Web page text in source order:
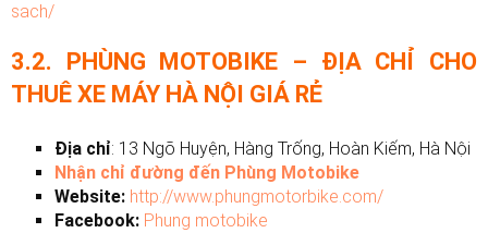
sach/
3.2. PHÙNG MOTOBIKE – ĐỊA CHỈ CHO
THUÊ XE MÁY HÀ NỘI GIÁ RẺ
Địa chỉ: 13 Ngõ Huyện, Hàng Trống, Hoàn Kiếm, Hà Nội
Nhận chỉ đường đến Phùng Motobike
Website: http://www.phungmotorbike.com/
Facebook: Phung motobike